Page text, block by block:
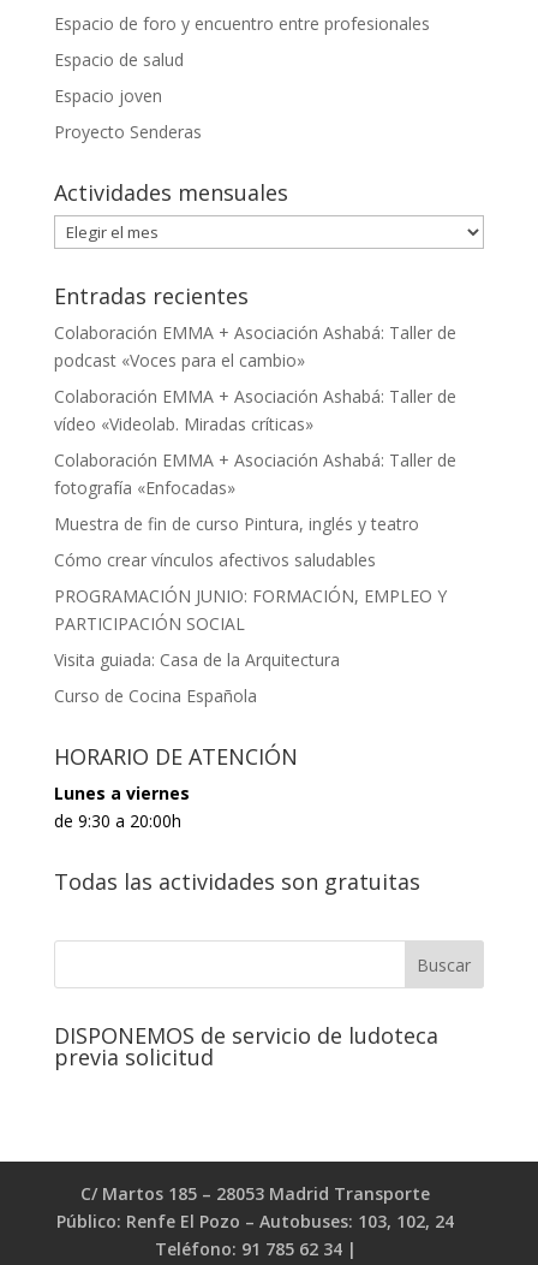
Espacio de foro y encuentro entre profesionales
Espacio de salud
Espacio joven
Proyecto Senderas
Actividades mensuales
Actividades
mensuales
Entradas recientes
Colaboración EMMA + Asociación Ashabá: Taller de
podcast «Voces para el cambio»
Colaboración EMMA + Asociación Ashabá: Taller de
vídeo «Videolab. Miradas críticas»
Colaboración EMMA + Asociación Ashabá: Taller de
fotografía «Enfocadas»
Muestra de fin de curso Pintura, inglés y teatro
Cómo crear vínculos afectivos saludables
PROGRAMACIÓN JUNIO: FORMACIÓN, EMPLEO Y
PARTICIPACIÓN SOCIAL
Visita guiada: Casa de la Arquitectura
Curso de Cocina Española
HORARIO DE ATENCIÓN
Lunes a viernes
de 9:30 a 20:00h
Todas las actividades son gratuitas
DISPONEMOS de servicio de ludoteca
previa solicitud
C/ Martos 185 – 28053 Madrid Transporte
Público: Renfe El Pozo – Autobuses: 103, 102, 24
Teléfono: 91 785 62 34 |